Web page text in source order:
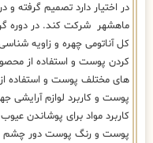
در اختیار دارد تصمیم گرفته
ماهشهر شرکت کند. در دوره
کل آناتومی چهره و زاویه
کردن پوست و استفاده از
های مختلف پوست و استفاده
پوست و کاربرد لوازم
کاربرد مواد برای پوشاندن
پوست و رنگ پوست دور چشم